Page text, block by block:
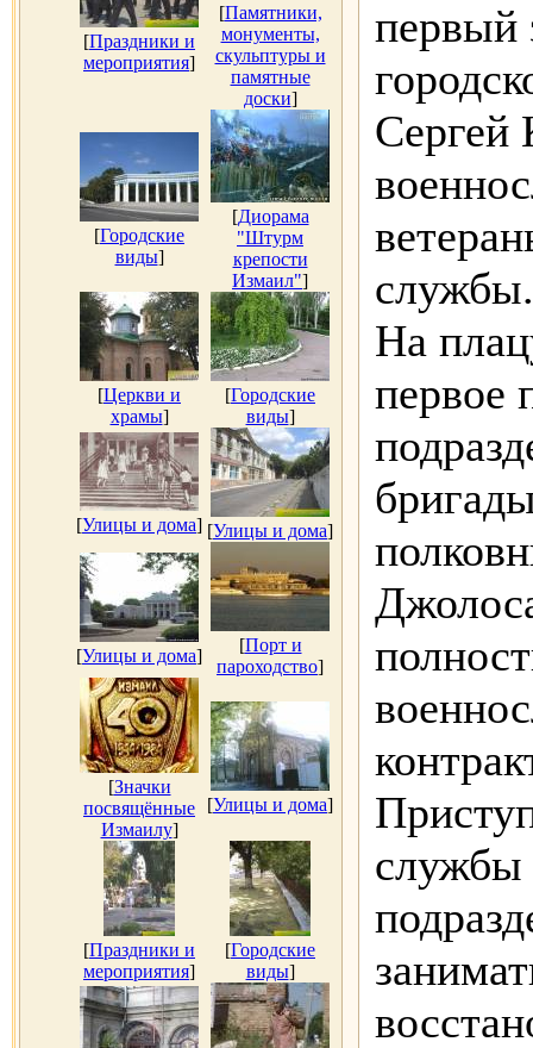
[Праздники и
мероприятия]
[Памятники,
монументы,
скульптуры и
памятные
доски]
[Городские
виды]
[Диорама
"Штурм
крепости
Измаил"]
[Церкви и
храмы]
[Городские
виды]
[Улицы и дома] [Улицы и дома]
[Улицы и дома]
[Порт и
пароходство]
[Значки
посвящённые
Измаилу]
[Улицы и дома]
[Праздники и
мероприятия]
[Городские
виды]
первый
Сергей
службы.
На
первое
службы